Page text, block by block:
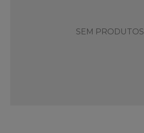
SEM PRODUTOS